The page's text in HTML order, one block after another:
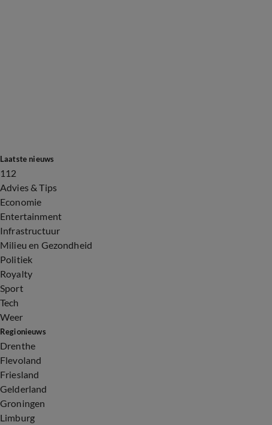
Laatste nieuws
112
Advies & Tips
Economie
Entertainment
Infrastructuur
Milieu en Gezondheid
Politiek
Royalty
Sport
Tech
Weer
Regionieuws
Drenthe
Flevoland
Friesland
Gelderland
Groningen
Limburg